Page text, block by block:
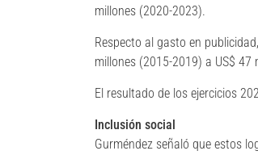
millones (2020-2023).
Respecto al gasto en
millones (2015-2019) a US$ 47
El resultado de los ejercicios
Inclusión social
Gurméndez señaló que estos